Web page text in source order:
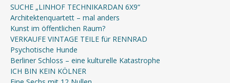
SUCHE „LINHOF TECHNIKARDAN 6X9“
Architektenquartett – mal anders
Kunst im öffentlichen Raum?
VERKAUFE VINTAGE TEILE für RENNRAD
Psychotische Hunde
Berliner Schloss – eine kulturelle Katastrophe
ICH BIN KEIN KÖLNER